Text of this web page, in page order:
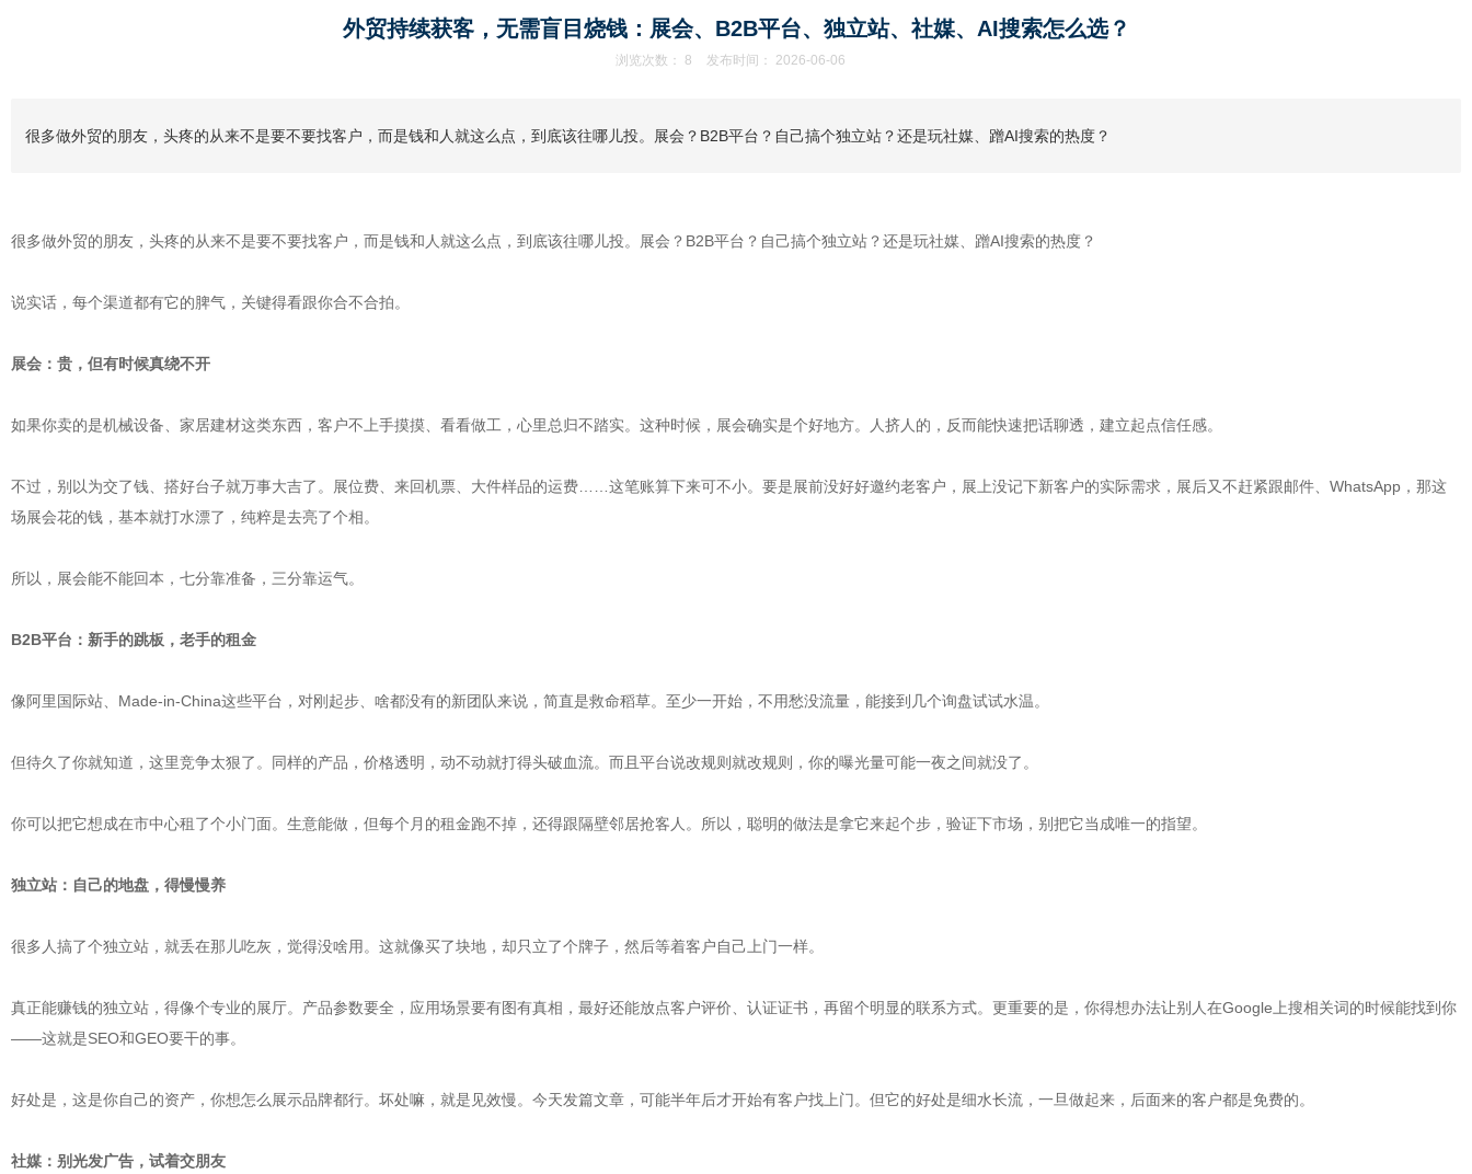
外贸持续获客，无需盲目烧钱：展会、B2B平台、独立站、社媒、AI搜索怎么选？
浏览次数： 8 发布时间： 2026-06-06
很多做外贸的朋友，头疼的从来不是要不要找客户，而是钱和人就这么点，到底该往哪儿投。展会？B2B平台？自己搞个独立站？还是玩社媒、蹭AI搜索的热度？
很多做外贸的朋友，头疼的从来不是要不要找客户，而是钱和人就这么点，到底该往哪儿投。展会？B2B平台？自己搞个独立站？还是玩社媒、蹭AI搜索的热度？
说实话，每个渠道都有它的脾气，关键得看跟你合不合拍。
展会：贵，但有时候真绕不开
如果你卖的是机械设备、家居建材这类东西，客户不上手摸摸、看看做工，心里总归不踏实。这种时候，展会确实是个好地方。人挤人的，反而能快速把话聊透，建立起点信任感。
不过，别以为交了钱、搭好台子就万事大吉了。展位费、来回机票、大件样品的运费……这笔账算下来可不小。要是展前没好好邀约老客户，展上没记下新客户的实际需求，展后又不赶紧跟邮件、WhatsApp，那这
场展会花的钱，基本就打水漂了，纯粹是去亮了个相。
所以，展会能不能回本，七分靠准备，三分靠运气。
B2B平台：新手的跳板，老手的租金
像阿里国际站、Made-in-China这些平台，对刚起步、啥都没有的新团队来说，简直是救命稻草。至少一开始，不用愁没流量，能接到几个询盘试试水温。
但待久了你就知道，这里竞争太狠了。同样的产品，价格透明，动不动就打得头破血流。而且平台说改规则就改规则，你的曝光量可能一夜之间就没了。
你可以把它想成在市中心租了个小门面。生意能做，但每个月的租金跑不掉，还得跟隔壁邻居抢客人。所以，聪明的做法是拿它来起个步，验证下市场，别把它当成唯一的指望。
独立站：自己的地盘，得慢慢养
很多人搞了个独立站，就丢在那儿吃灰，觉得没啥用。这就像买了块地，却只立了个牌子，然后等着客户自己上门一样。
真正能赚钱的独立站，得像个专业的展厅。产品参数要全，应用场景要有图有真相，最好还能放点客户评价、认证证书，再留个明显的联系方式。更重要的是，你得想办法让别人在Google上搜相关词的时候能找到你
——这就是SEO和GEO要干的事。
好处是，这是你自己的资产，你想怎么展示品牌都行。坏处嘛，就是见效慢。今天发篇文章，可能半年后才开始有客户找上门。但它的好处是细水长流，一旦做起来，后面来的客户都是免费的。
社媒：别光发广告，试着交朋友